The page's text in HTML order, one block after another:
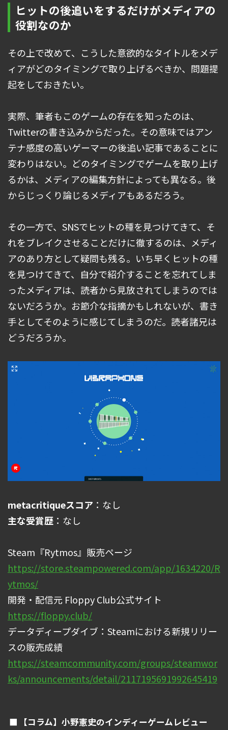
ヒットの後追いをするだけがメディアの
役割なのか
その上で改めて、こうした意欲的なタイトルをメデ
ィアがどのタイミングで取り上げるべきか、問題提
起をしておきたい。
実際、筆者もこのゲームの存在を知ったのは、
Twitterの書き込みからだった。その意味ではアン
テナ感度の高いゲーマーの後追い記事であることに
変わりはない。どのタイミングでゲームを取り上げ
るかは、メディアの編集方針によっても異なる。後
からじっくり論じるメディアもあるだろう。
その一方で、SNSでヒットの種を見つけてきて、そ
れをブレイクさせることだけに徹するのは、メディ
アのあり方として疑問も残る。いち早くヒットの種
を見つけてきて、自分で紹介することを忘れてしま
ったメディアは、読者から見放されてしまうのでは
ないだろうか。お節介な指摘かもしれないが、書き
手としてそのように感じてしまうのだ。読者諸兄は
どうだろうか。
metacritiqueスコア ：なし
主な受賞歴 ：なし
Steam『Rytmos』販売ページ
https://store.steampowered.com/app/1634220/R
ytmos/
開発・配信元 Floppy Club公式サイト
https://floppy.club/
データディープダイブ：Steamにおける新規リリー
スの販売成績
https://steamcommunity.com/groups/steamwor
ks/announcements/detail/2117195691992645419
【コラム】小野憲史のインディーゲームレビュー